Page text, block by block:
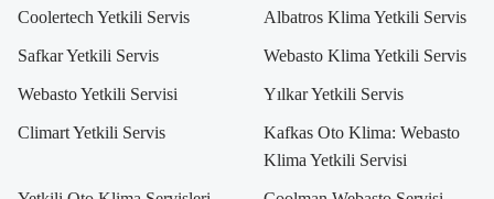
Coolertech Yetkili Servis Albatros Klima Yetkili Servis
Safkar Yetkili Servis Webasto Klima Yetkili Servis
Webasto Yetkili Servisi Yılkar Yetkili Servis
Climart Yetkili Servis
Kafkas Oto Klima: Webasto
Klima Yetkili Servisi